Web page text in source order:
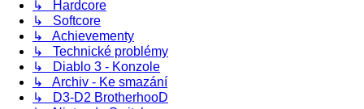
↳ Hardcore
↳ Softcore
↳ Achievementy
↳ Technické problémy
↳ Diablo 3 - Konzole
↳ Archiv - Ke smazání
↳ D3-D2 BrotherhooD